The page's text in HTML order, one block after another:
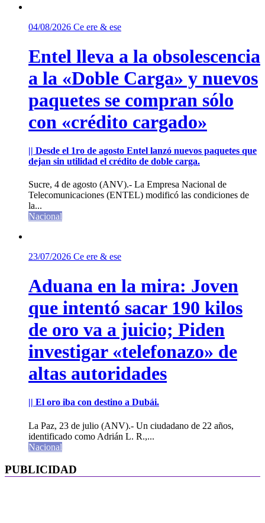
04/08/2026 Ce ere & ese
Entel lleva a la obsolescencia
a la «Doble Carga» y nuevos
paquetes se compran sólo
con «crédito cargado»
|| Desde el 1ro de agosto Entel lanzó nuevos paquetes que
dejan sin utilidad el crédito de doble carga.
Sucre, 4 de agosto (ANV).- La Empresa Nacional de
Telecomunicaciones (ENTEL) modificó las condiciones de
la...
Nacional
23/07/2026 Ce ere & ese
Aduana en la mira: Joven
que intentó sacar 190 kilos
de oro va a juicio; Piden
investigar «telefonazo» de
altas autoridades
|| El oro iba con destino a Dubái.
La Paz, 23 de julio (ANV).- Un ciudadano de 22 años,
identificado como Adrián L. R.,...
Nacional
PUBLICIDAD